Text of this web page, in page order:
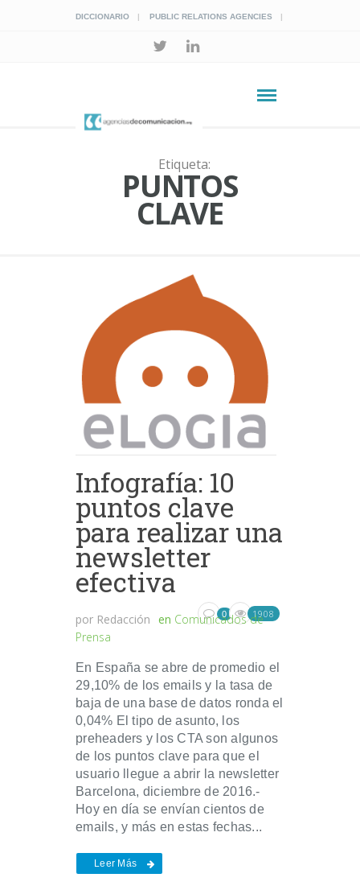
DICCIONARIO PUBLIC RELATIONS AGENCIES
Etiqueta:
PUNTOS
CLAVE
Infografía: 10
puntos clave
para realizar una
newsletter
efectiva
por Redacción en Comunicados de
Prensa
0 1908
En España se abre de promedio el
29,10% de los emails y la tasa de
baja de una base de datos ronda el
0,04% El tipo de asunto, los
preheaders y los CTA son algunos
de los puntos clave para que el
usuario llegue a abrir la newsletter
Barcelona, diciembre de 2016.-
Hoy en día se envían cientos de
emails, y más en estas fechas...
Leer Más